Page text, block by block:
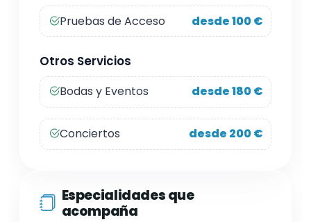
Pruebas de Acceso desde 100 €
Otros Servicios
Bodas y Eventos desde 180 €
Conciertos desde 200 €
Especialidades que
acompaña